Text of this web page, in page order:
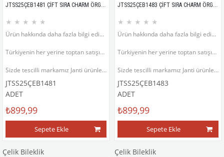
JTSS25ÇEB1481 ÇİFT SIRA CHARM ÖRGÜ DESEN MODEL SİYAH RENK ZİNCİR PASLANMAZ RENK ATMAZ 316L JANTİ ÇELİK BİLEKLİK
★ ★ ★ ★ ★
Ürün hakkında daha fazla bilgi edinmek için ürün fotoğrafının sol altında bulunan ürün açıklama bölümünü inceleyiniz.
Türkiyenin her yerine toptan satışımız vardır.
Sizde tescilli markamız Janti ürünlerinin satıcısı veya satış temsilcisi olmak isterseniz bizimle iletişime geçebilirsiniz.
JTSS25ÇEB1481
ADET
₺899,99
Sepete Ekle
JTSS25ÇEB1483 ÇİFT SIRA CHARM ÖRGÜ DESEN MODEL GÜMÜŞ GRİ RENK ZİNCİR PASLANMAZ RENK ATMAZ 316L JANTİ ÇELİK BİLEKLİK
★ ★ ★ ★ ★
Ürün hakkında daha fazla bilgi edinmek için ürün fotoğrafının sol altında bulunan ürün açıklama bölümünü inceleyiniz.
Türkiyenin her yerine toptan satışımız vardır.
Sizde tescilli markamız Janti ürünlerinin satıcısı veya satış temsilcisi olmak isterseniz bizimle iletişime geçebilirsiniz.
JTSS25ÇEB1483
ADET
₺899,99
Sepete Ekle
Çelik Bileklik Çelik Bileklik